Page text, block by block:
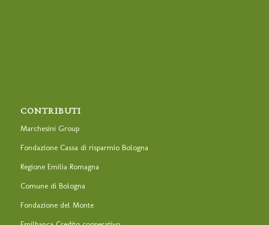
CONTRIBUTI
Marchesini Group
Fondazione Cassa di risparmio Bologna
Regione Emilia Romagna
Comune di Bologna
Fondazione del Monte